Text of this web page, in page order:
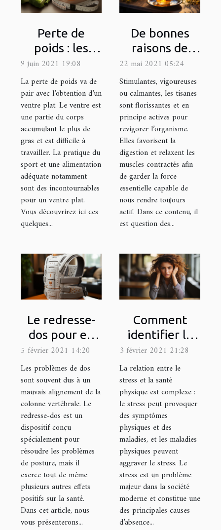
Perte de
poids : les
secrets pour
un ventre plat
9 juin 2021 19:08
La perte de poids va de
pair avec l’obtention d’un
ventre plat. Le ventre est
une partie du corps
accumulant le plus de
gras et est difficile à
travailler. La pratique du
sport et une alimentation
adéquate notamment
sont des incontournables
pour un ventre plat.
Vous découvrirez ici ces
quelques...
De bonnes
raisons de
boire une
tisane
énergisante
22 mai 2021 05:24
Stimulantes, vigoureuses
ou calmantes, les tisanes
sont florissantes et en
principe actives pour
revigorer l’organisme.
Elles favorisent la
digestion et relaxent les
muscles contractés afin
de garder la force
essentielle capable de
nous rendre toujours
actif. Dans ce contenu, il
est question des...
Le redresse-
dos pour en
finir avec les
maux de dos
5 février 2021 14:20
Les problèmes de dos
sont souvent dus à un
mauvais alignement de la
colonne vertébrale. Le
redresse-dos est un
dispositif conçu
spécialement pour
résoudre les problèmes
de posture, mais il
exerce tout de même
plusieurs autres effets
positifs sur la santé.
Dans cet article, nous
vous présenterons...
Comment
identifier le
stress et le
combattre ?
3 février 2021 21:28
La relation entre le
stress et la santé
physique est complexe :
le stress peut provoquer
des symptômes
physiques et des
maladies, et les maladies
physiques peuvent
aggraver le stress. Le
stress est un problème
majeur dans la société
moderne et constitue une
des principales causes
d’absence...